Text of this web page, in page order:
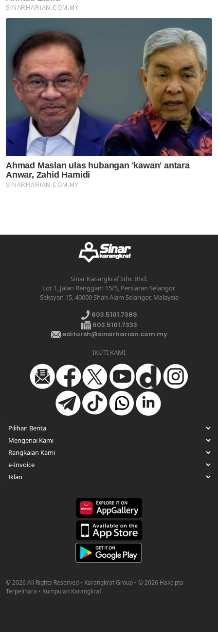
Sinar Karangkraf Sdn. Bhd.
Lot 1, Jalan Renggam 15/5, Persiaran Selangor,
Seksyen 15, 40000 Shah Alam Selangor, Malaysia
603.5101.7388
603.5101.7333
editorsh@sinarharian.com.my
IKUTI KAMI
© 2026 All Rights Reserved • Karangkraf Group • © 2026 Hakcipta
Terpelihara • Kumpulan Karangkraf